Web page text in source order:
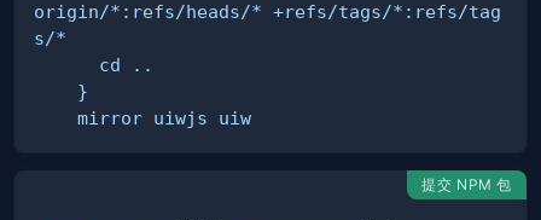
origin/*:refs/heads/* +refs/tags/*:refs/tag
    mirror uiwjs uiw
提交 NPM 包